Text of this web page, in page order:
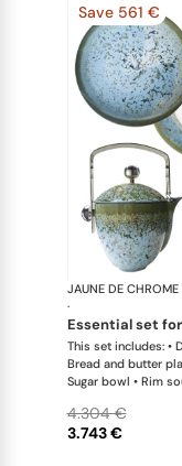
Save 561 €
JAUNE DE CHROME
·
essential set
This set includes: •
Bread and butter
Sugar bowl • Rim
3.743 €
4.304 €